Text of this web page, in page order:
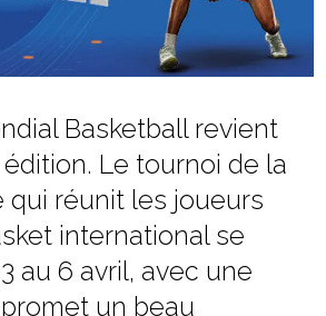
Basketball revient
Le tournoi de la
qui réunit les joueurs
international se
au 6 avril, avec une
un beau